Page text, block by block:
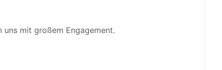
mit großem Engagement.